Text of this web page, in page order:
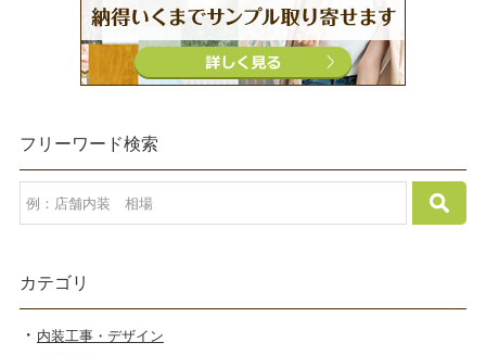
フリーワード検索
カテゴリ
内装工事・デザイン